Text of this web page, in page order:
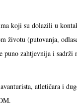
koji su dolazili u
životu (putovanja,
zahtjevnija i sadrži
atletičara i